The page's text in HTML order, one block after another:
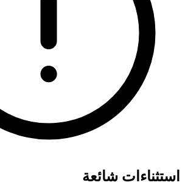
استثناءات شائعة